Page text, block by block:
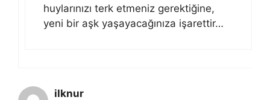
huylarınızı terk etmeniz gerektiğine,
yeni bir aşk yaşayacağınıza işarettir…
ilknur